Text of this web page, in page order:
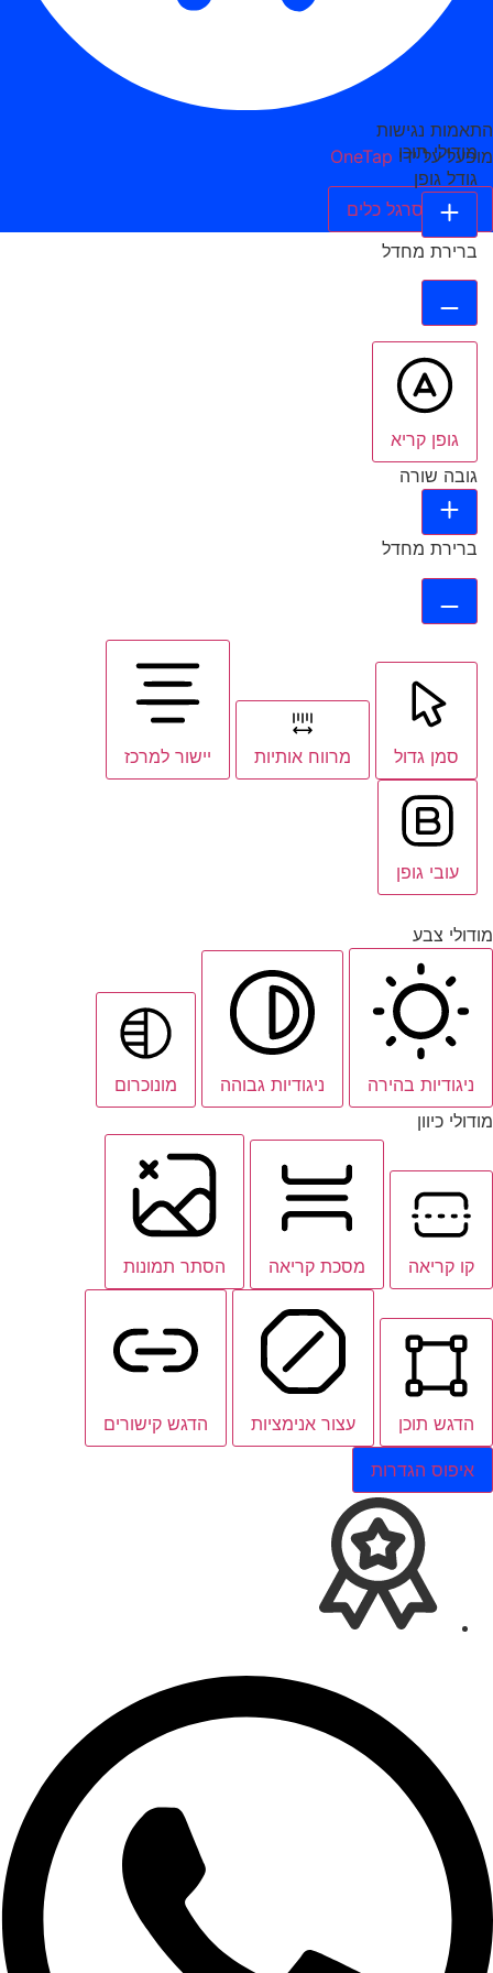
התאמות נגישות
מופעל על ידי OneTap
הסתר סרגל כלים
מודולי תוכן
גודל גופן
ברירת מחדל
גופן קריא
גובה שורה
ברירת מחדל
סמן גדול מרווח אותיות יישור למרכז
עובי גופן
מודולי צבע
ניגודיות בהירה ניגודיות גבוהה
מונוכרום
מודולי כיוון
קו קריאה מסכת קריאה הסתר תמונות
הדגש תוכן עצור אנימציות הדגש קישורים
איפוס הגדרות